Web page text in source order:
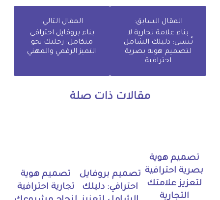
المقال السابق:
بناء علامة تجارية لا
تُنسى: دليلك الشامل
لتصميم هوية بصرية
احترافية
المقال التالي:
بناء بروفايل احترافي
متكامل: رحلتك نحو
التميز الرقمي والمهني
مقالات ذات صلة
تصميم هوية
بصرية احترافية
لتعزيز علامتك
التجارية
تصميم بروفايل
احترافي: دليلك
تصميم هوية
تجارية احترافية